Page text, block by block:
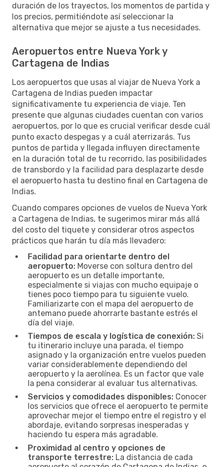
duración de los trayectos, los momentos de partida y
los precios, permitiéndote así seleccionar la
alternativa que mejor se ajuste a tus necesidades.
Aeropuertos entre Nueva York y
Cartagena de Indias
Los aeropuertos que usas al viajar de Nueva York a
Cartagena de Indias pueden impactar
significativamente tu experiencia de viaje. Ten
presente que algunas ciudades cuentan con varios
aeropuertos, por lo que es crucial verificar desde cuál
punto exacto despegas y a cuál aterrizarás. Tus
puntos de partida y llegada influyen directamente
en la duración total de tu recorrido, las posibilidades
de transbordo y la facilidad para desplazarte desde
el aeropuerto hasta tu destino final en Cartagena de
Indias.
Cuando compares opciones de vuelos de Nueva York
a Cartagena de Indias, te sugerimos mirar más allá
del costo del tiquete y considerar otros aspectos
prácticos que harán tu día más llevadero:
Facilidad para orientarte dentro del
aeropuerto: Moverse con soltura dentro del
aeropuerto es un detalle importante,
especialmente si viajas con mucho equipaje o
tienes poco tiempo para tu siguiente vuelo.
Familiarizarte con el mapa del aeropuerto de
antemano puede ahorrarte bastante estrés el
día del viaje.
Tiempos de escala y logística de conexión: Si
tu itinerario incluye una parada, el tiempo
asignado y la organización entre vuelos pueden
variar considerablemente dependiendo del
aeropuerto y la aerolínea. Es un factor que vale
la pena considerar al evaluar tus alternativas.
Servicios y comodidades disponibles: Conocer
los servicios que ofrece el aeropuerto te permite
aprovechar mejor el tiempo entre el registro y el
abordaje, evitando sorpresas inesperadas y
haciendo tu espera más agradable.
Proximidad al centro y opciones de
transporte terrestre: La distancia de cada